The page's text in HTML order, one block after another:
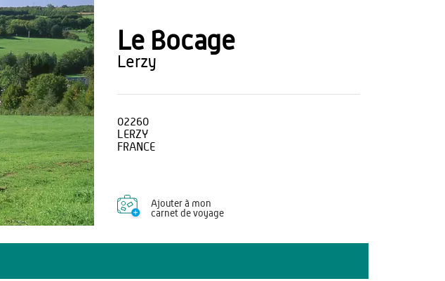
Le Bocage
lerzy
02260
LERZY
FRANCE
Ajouter à mon
carnet de voyage